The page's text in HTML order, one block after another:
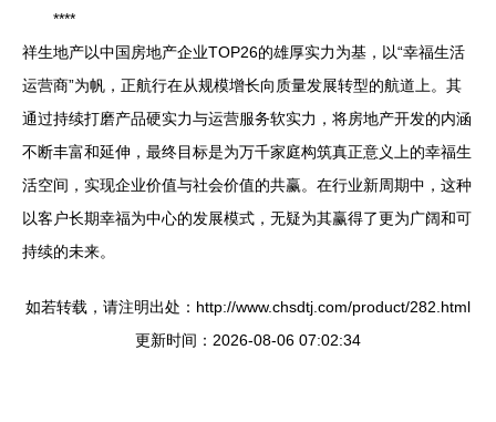
****
祥生地产以中国房地产企业TOP26的雄厚实力为基，以“幸福生活
运营商”为帆，正航行在从规模增长向质量发展转型的航道上。其
通过持续打磨产品硬实力与运营服务软实力，将房地产开发的内涵
不断丰富和延伸，最终目标是为万千家庭构筑真正意义上的幸福生
活空间，实现企业价值与社会价值的共赢。在行业新周期中，这种
以客户长期幸福为中心的发展模式，无疑为其赢得了更为广阔和可
持续的未来。
如若转载，请注明出处：http://www.chsdtj.com/product/282.html
更新时间：2026-08-06 07:02:34